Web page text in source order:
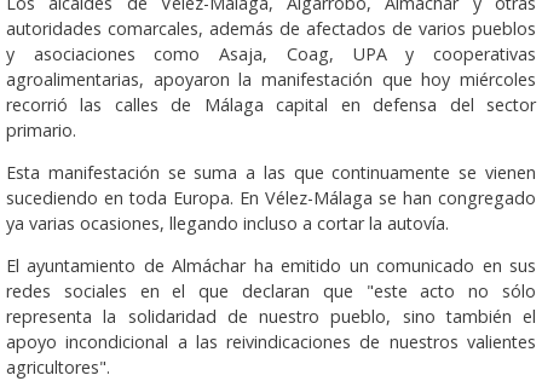
autoridades comarcales, además de afectados de varios pueblos
y asociaciones como Asaja, Coag, UPA y cooperativas
agroalimentarias, apoyaron la manifestación que hoy miércoles
recorrió las calles de Málaga capital en defensa del sector
primario.
Esta manifestación se suma a las que continuamente se vienen
sucediendo en toda Europa. En Vélez-Málaga se han congregado
ya varias ocasiones, llegando incluso a cortar la autovía.
El ayuntamiento de Almáchar ha emitido un comunicado en sus
redes sociales en el que declaran que "este acto no sólo
representa la solidaridad de nuestro pueblo, sino también el
apoyo incondicional a las reivindicaciones de nuestros valientes
agricultores".